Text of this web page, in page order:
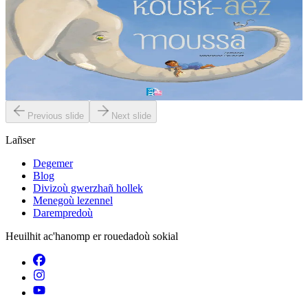
Kousk-aez Moussa
Gant ar c’hoant kousket emañ Moussa. Met direnket eo gant ul ­
logodenn oc’h ober trouz. Piv a c’hallo sikour anezhañ d’en em ­
zizober diouti ? Ha dont a raio...
Previous slide Next slide
Lañser
Degemer
Blog
Divizoù gwerzhañ hollek
Menegoù lezennel
Darempredoù
Heuilhit ac'hanomp er rouedadoù sokial